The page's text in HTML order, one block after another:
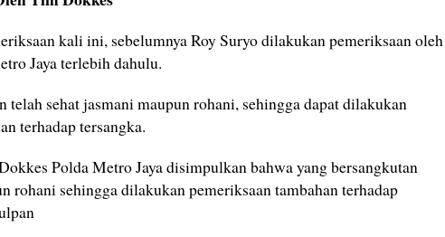
kali ini, sebelumnya Roy Suryo dilakukan pemeriksaan oleh
Jaya terlebih dahulu.
telah sehat jasmani maupun rohani, sehingga dapat dilakukan
terhadap tersangka.
Polda Metro Jaya disimpulkan bahwa yang bersangkutan
rohani sehingga dilakukan pemeriksaan tambahan terhadap